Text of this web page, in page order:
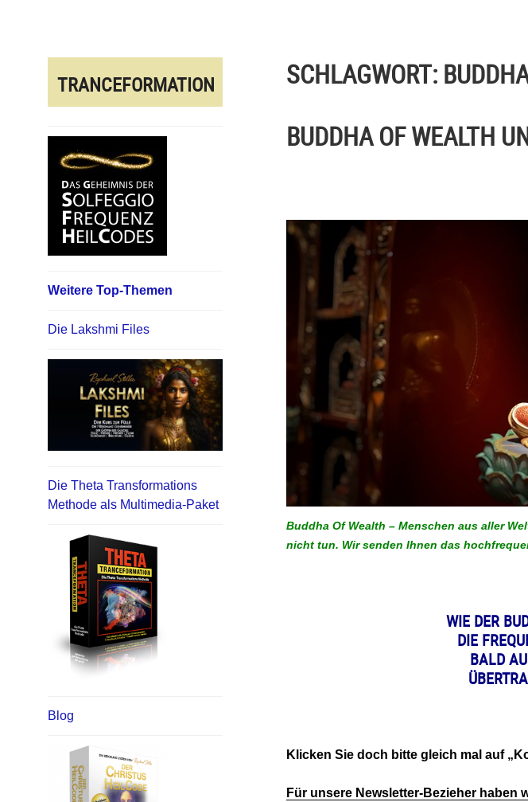
TRANCEFORMATION
Weitere Top-Themen
Die Lakshmi Files
Die Theta Transformations
Methode als Multimedia-Paket
Blog
SCHLAGWORT:
BUDDHA OF WEALTH
Buddha Of Wealth – Menschen aus aller
nicht tun. Wir senden Ihnen das
WIE DER
DIE
BALD
Klicken Sie doch bitte gleich mal auf
Für unsere Newsletter-Bezieher haben